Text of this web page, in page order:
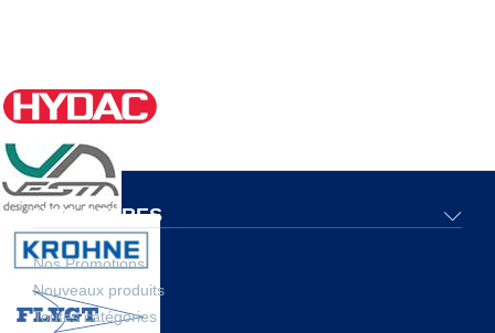
NOS OFFRES
Nos Promotions
Nouveaux produits
Toutes catégories